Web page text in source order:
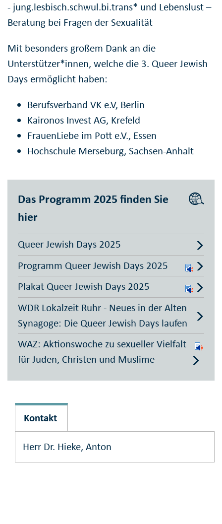
- jung.lesbisch.schwul.bi.trans* und Lebenslust –
Beratung bei Fragen der Sexualität
Mit besonders großem Dank an die
Unterstützer*innen, welche die 3. Queer Jewish
Days ermöglicht haben:
Berufsverband VK e.V, Berlin
Kaironos Invest AG, Krefeld
FrauenLiebe im Pott e.V., Essen
Hochschule Merseburg, Sachsen-Anhalt
Das Programm 2025 finden Sie
hier
Queer Jewish Days 2025
Programm Queer Jewish Days 2025
Plakat Queer Jewish Days 2025
WDR Lokalzeit Ruhr - Neues in der Alten
Synagoge: Die Queer Jewish Days laufen
WAZ: Aktionswoche zu sexueller Vielfalt
für Juden, Christen und Muslime
Kontakt
Herr Dr. Hieke, Anton